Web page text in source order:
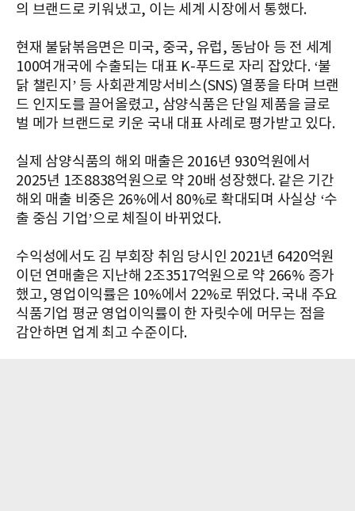
의 브랜드로 키워냈고, 이는 세계 시장에서 통했다.
현재 불닭볶음면은 미국, 중국, 유럽, 동남아 등 전 세계
100여개국에 수출되는 대표 K-푸드로 자리 잡았다. ‘불
닭 챌린지’ 등 사회관계망서비스(SNS) 열풍을 타며 브랜
드 인지도를 끌어올렸고, 삼양식품은 단일 제품을 글로
벌 메가 브랜드로 키운 국내 대표 사례로 평가받고 있다.
실제 삼양식품의 해외 매출은 2016년 930억원에서
2025년 1조8838억원으로 약 20배 성장했다. 같은 기간
해외 매출 비중은 26%에서 80%로 확대되며 사실상 ‘수
출 중심 기업’으로 체질이 바뀌었다.
수익성에서도 김 부회장 취임 당시인 2021년 6420억원
이던 연매출은 지난해 2조3517억원으로 약 266% 증가
했고, 영업이익률은 10%에서 22%로 뛰었다. 국내 주요
식품기업 평균 영업이익률이 한 자릿수에 머무는 점을
감안하면 업계 최고 수준이다.